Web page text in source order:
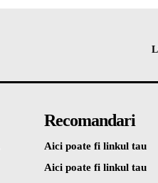
Recomandari
Aici poate fi linkul tau
Aici poate fi linkul tau